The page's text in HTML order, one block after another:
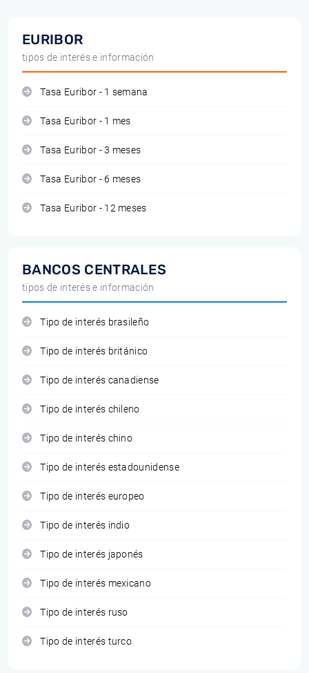
EURIBOR
tipos de interés e información
Tasa Euribor - 1 semana
Tasa Euribor - 1 mes
Tasa Euribor - 3 meses
Tasa Euribor - 6 meses
Tasa Euribor - 12 meses
BANCOS CENTRALES
tipos de interés e información
Tipo de interés brasileño
Tipo de interés británico
Tipo de interés canadiense
Tipo de interés chileno
Tipo de interés chino
Tipo de interés estadounidense
Tipo de interés europeo
Tipo de interés indio
Tipo de interés japonés
Tipo de interés mexicano
Tipo de interés ruso
Tipo de interés turco